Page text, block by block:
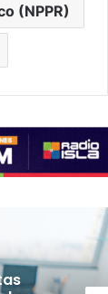
(NPPR)